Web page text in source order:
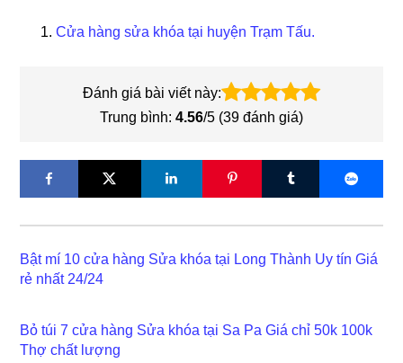
Cửa hàng sửa khóa tại huyện Trạm Tấu.
Đánh giá bài viết này:
Trung bình: 4.56/5 (39 đánh giá)
Bật mí 10 cửa hàng Sửa khóa tại Long Thành Uy tín Giá
rẻ nhất 24/24
Bỏ túi 7 cửa hàng Sửa khóa tại Sa Pa Giá chỉ 50k 100k
Thợ chất lượng